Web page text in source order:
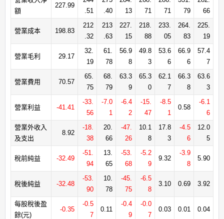
額
227.99
.51
.40
13
71
71
79
66
營業成本 198.83
212
.32
213
.63
227.
15
218.
88
233.
05
264.
83
225.
19
營業毛利 29.17
32.
19
61.
78
56.9
8
49.8
3
53.6
6
66.9
6
57.4
7
營業費用 70.57
65.
75
68.
79
63.3
9
65.3
0
62.1
7
66.3
8
63.6
3
營業利益 -41.41
-33.
56
-7.0
1
-6.4
2
-15.
47
-8.5
1
0.58
-6.1
6
營業外收入
及支出
8.92
-18.
38
20.
66
-47.
26
10.1
8
17.8
3
-4.5
6
12.0
5
稅前純益 -32.49
-51.
94
13.
65
-53.
68
-5.2
9
9.32
-3.9
8
5.90
稅後純益 -32.48
-53.
90
10.
78
-45.
75
-6.5
8
3.10 0.69 3.92
每股稅後盈
餘(元)
-0.35
-0.5
7
0.11
-0.4
9
-0.0
7
0.03 0.01 0.04